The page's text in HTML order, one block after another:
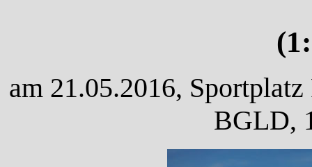
am 21.05.2016,
BGLD,